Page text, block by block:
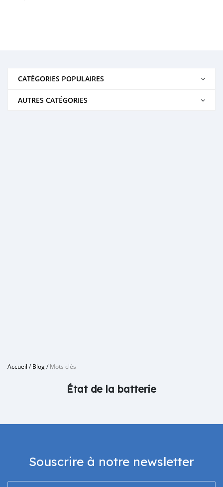
CATÉGORIES POPULAIRES
AUTRES CATÉGORIES
Accueil /Blog/Mots clés
État de la batterie
Souscrire à notre newsletter